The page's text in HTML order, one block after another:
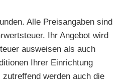
Alle Preisangaben sind
Ihr Angebot wird
ausweisen als auch
Ihrer Einrichtung
werden auch die